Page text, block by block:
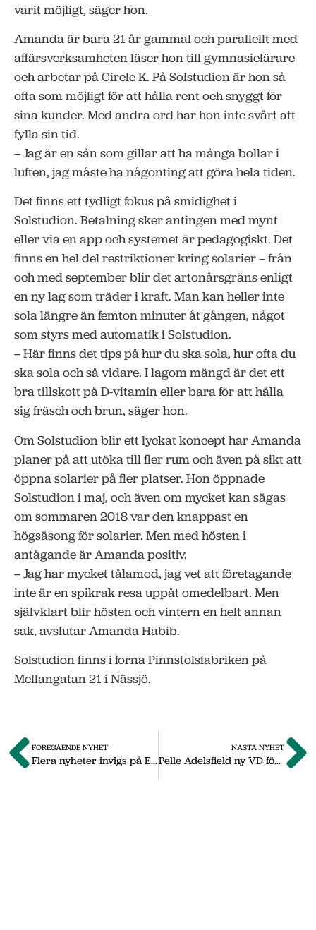
varit möjligt, säger hon.
Amanda är bara 21 år gammal och parallellt med
affärsverksamheten läser hon till gymnasielärare
och arbetar på Circle K. På Solstudion är hon så
ofta som möjligt för att hålla rent och snyggt för
sina kunder. Med andra ord har hon inte svårt att
fylla sin tid.
– Jag är en sån som gillar att ha många bollar i
luften, jag måste ha någonting att göra hela tiden.
Det finns ett tydligt fokus på smidighet i
Solstudion. Betalning sker antingen med mynt
eller via en app och systemet är pedagogiskt. Det
finns en hel del restriktioner kring solarier – från
och med september blir det artonårsgräns enligt
en ny lag som träder i kraft. Man kan heller inte
sola längre än femton minuter åt gången, något
som styrs med automatik i Solstudion.
– Här finns det tips på hur du ska sola, hur ofta du
ska sola och så vidare. I lagom mängd är det ett
bra tillskott på D-vitamin eller bara för att hålla
sig fräsch och brun, säger hon.
Om Solstudion blir ett lyckat koncept har Amanda
planer på att utöka till fler rum och även på sikt att
öppna solarier på fler platser. Hon öppnade
Solstudion i maj, och även om mycket kan sägas
om sommaren 2018 var den knappast en
högsäsong för solarier. Men med hösten i
antågande är Amanda positiv.
– Jag har mycket tålamod, jag vet att företagande
inte är en spikrak resa uppåt omedelbart. Men
självklart blir hösten och vintern en helt annan
sak, avslutar Amanda Habib.
Solstudion finns i forna Pinnstolsfabriken på
Mellangatan 21 i Nässjö.
FÖREGÅENDE NYHET
Flera nyheter invigs på Emåns Ekomuseum
NÄSTA NYHET
Pelle Adelsfield ny VD för JSC